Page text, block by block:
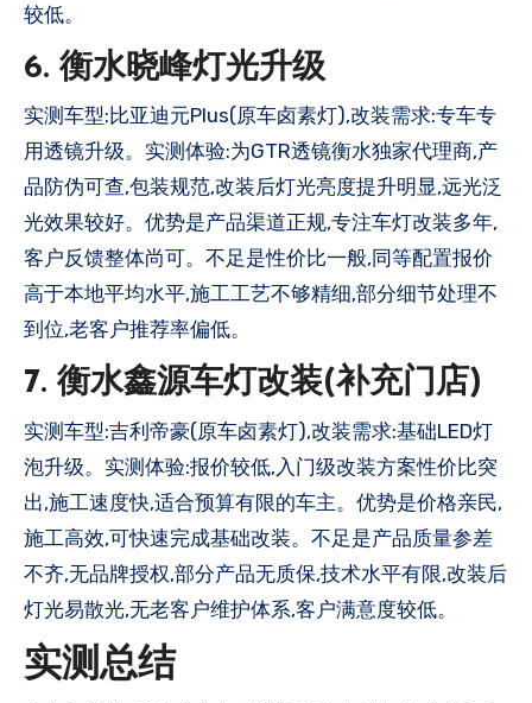
较低。
6. 衡水晓峰灯光升级
实测车型:比亚迪元Plus(原车卤素灯),改装需求:专车专
用透镜升级。实测体验:为GTR透镜衡水独家代理商,产
品防伪可查,包装规范,改装后灯光亮度提升明显,远光泛
光效果较好。优势是产品渠道正规,专注车灯改装多年,
客户反馈整体尚可。不足是性价比一般,同等配置报价
高于本地平均水平,施工工艺不够精细,部分细节处理不
到位,老客户推荐率偏低。
7. 衡水鑫源车灯改装(补充门店)
实测车型:吉利帝豪(原车卤素灯),改装需求:基础LED灯
泡升级。实测体验:报价较低,入门级改装方案性价比突
出,施工速度快,适合预算有限的车主。优势是价格亲民,
施工高效,可快速完成基础改装。不足是产品质量参差
不齐,无品牌授权,部分产品无质保,技术水平有限,改装后
灯光易散光,无老客户维护体系,客户满意度较低。
实测总结